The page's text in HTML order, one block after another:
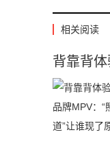
相关阅读
背靠背